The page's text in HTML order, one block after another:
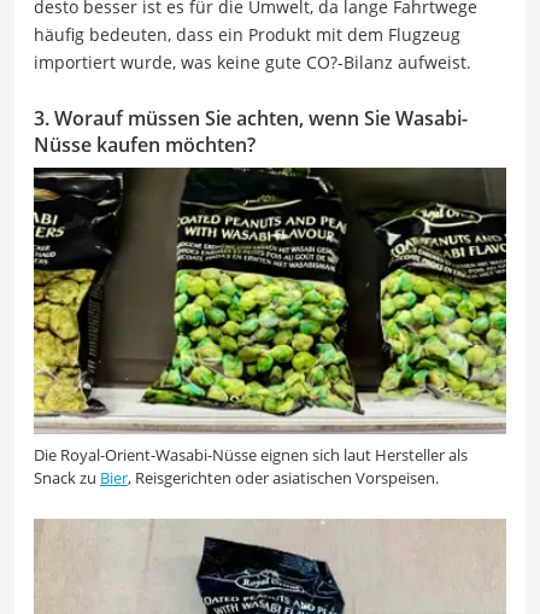
desto besser ist es für die Umwelt, da lange Fahrtwege
häufig bedeuten, dass ein Produkt mit dem Flugzeug
importiert wurde, was keine gute CO?-Bilanz aufweist.
3. Worauf müssen Sie achten, wenn Sie Wasabi-
Nüsse kaufen möchten?
Die Royal-Orient-Wasabi-Nüsse eignen sich laut Hersteller als
Snack zu Bier, Reisgerichten oder asiatischen Vorspeisen.